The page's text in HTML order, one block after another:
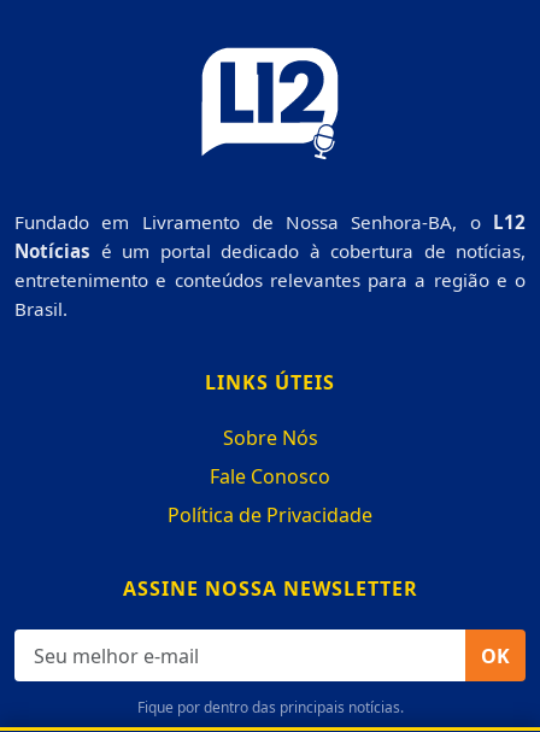
Fundado em Livramento de Nossa Senhora-BA, o L12
Notícias é um portal dedicado à cobertura de notícias,
entretenimento e conteúdos relevantes para a região e o
Brasil.
LINKS ÚTEIS
Sobre Nós
Fale Conosco
Política de Privacidade
ASSINE NOSSA NEWSLETTER
OK
Fique por dentro das principais notícias.